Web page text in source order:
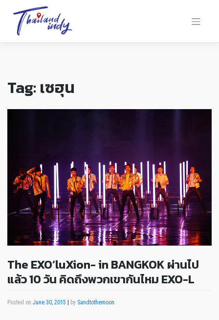
Tag: เซฮุน
The EXO’luXion- in BANGKOK ผ่านไป
แล้ว 10 วัน คิดถึงพวกเขากันไหม EXO-L
Posted on June 30, 2015 by Sandtothemoon